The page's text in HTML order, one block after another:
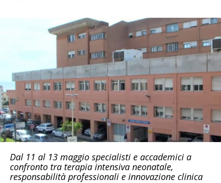
Dal 11 al 13 maggio specialisti e accademici a
confronto tra terapia intensiva neonatale,
responsabilità professionali e innovazione clinica